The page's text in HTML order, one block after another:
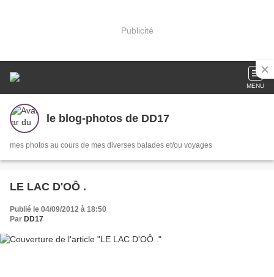
Publicité
MENU
le blog-photos de DD17
mes photos au cours de mes diverses balades et/ou voyages
LE LAC D'OÔ .
Publié le 04/09/2012 à 18:50
Par DD17